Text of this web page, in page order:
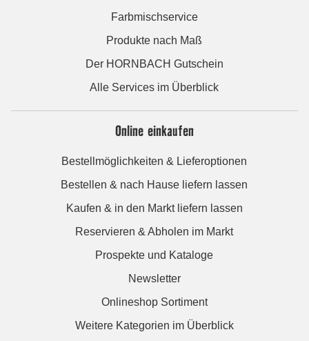
Farbmischservice
Produkte nach Maß
Der HORNBACH Gutschein
Alle Services im Überblick
Online einkaufen
Bestellmöglichkeiten & Lieferoptionen
Bestellen & nach Hause liefern lassen
Kaufen & in den Markt liefern lassen
Reservieren & Abholen im Markt
Prospekte und Kataloge
Newsletter
Onlineshop Sortiment
Weitere Kategorien im Überblick